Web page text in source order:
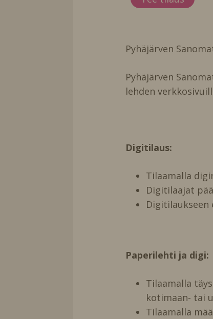
Pyhäjärven
Pyhäjärven
lehden
Digitilaus:
Tilaamalla
Digitilaajat
Digitilaukseen
Paperilehti ja digi:
Tilaamalla
kotimaan- tai
Tilaamalla